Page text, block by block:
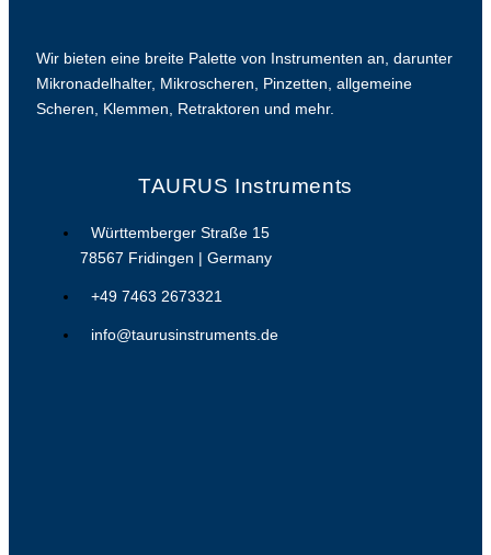
Wir bieten eine breite Palette von Instrumenten an, darunter
Mikronadelhalter, Mikroscheren, Pinzetten, allgemeine
Scheren, Klemmen, Retraktoren und mehr.
TAURUS Instruments
Württemberger Straße 15
78567 Fridingen | Germany
+49 7463 2673321
info@taurusinstruments.de